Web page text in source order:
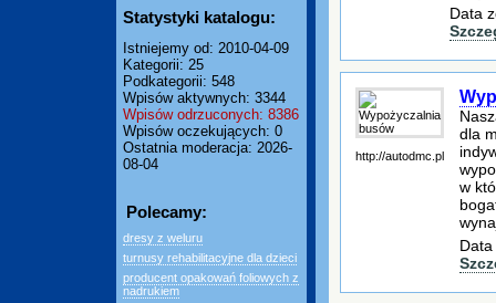
Statystyki katalogu:
Istniejemy od: 2010-04-09
Kategorii: 25
Podkategorii: 548
Wpisów aktywnych: 3344
Wpisów odrzuconych: 8386
Wpisów oczekujących: 0
Ostatnia moderacja: 2026-
08-04
Polecamy:
dresy z weluru
turnusy rehabilitacyjne dla dzieci
producent opakowań foliowych z
nadrukiem
Data
http://autodmc.pl
dla
w